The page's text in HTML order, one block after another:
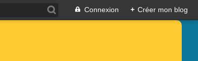
Connexion + Créer mon blog